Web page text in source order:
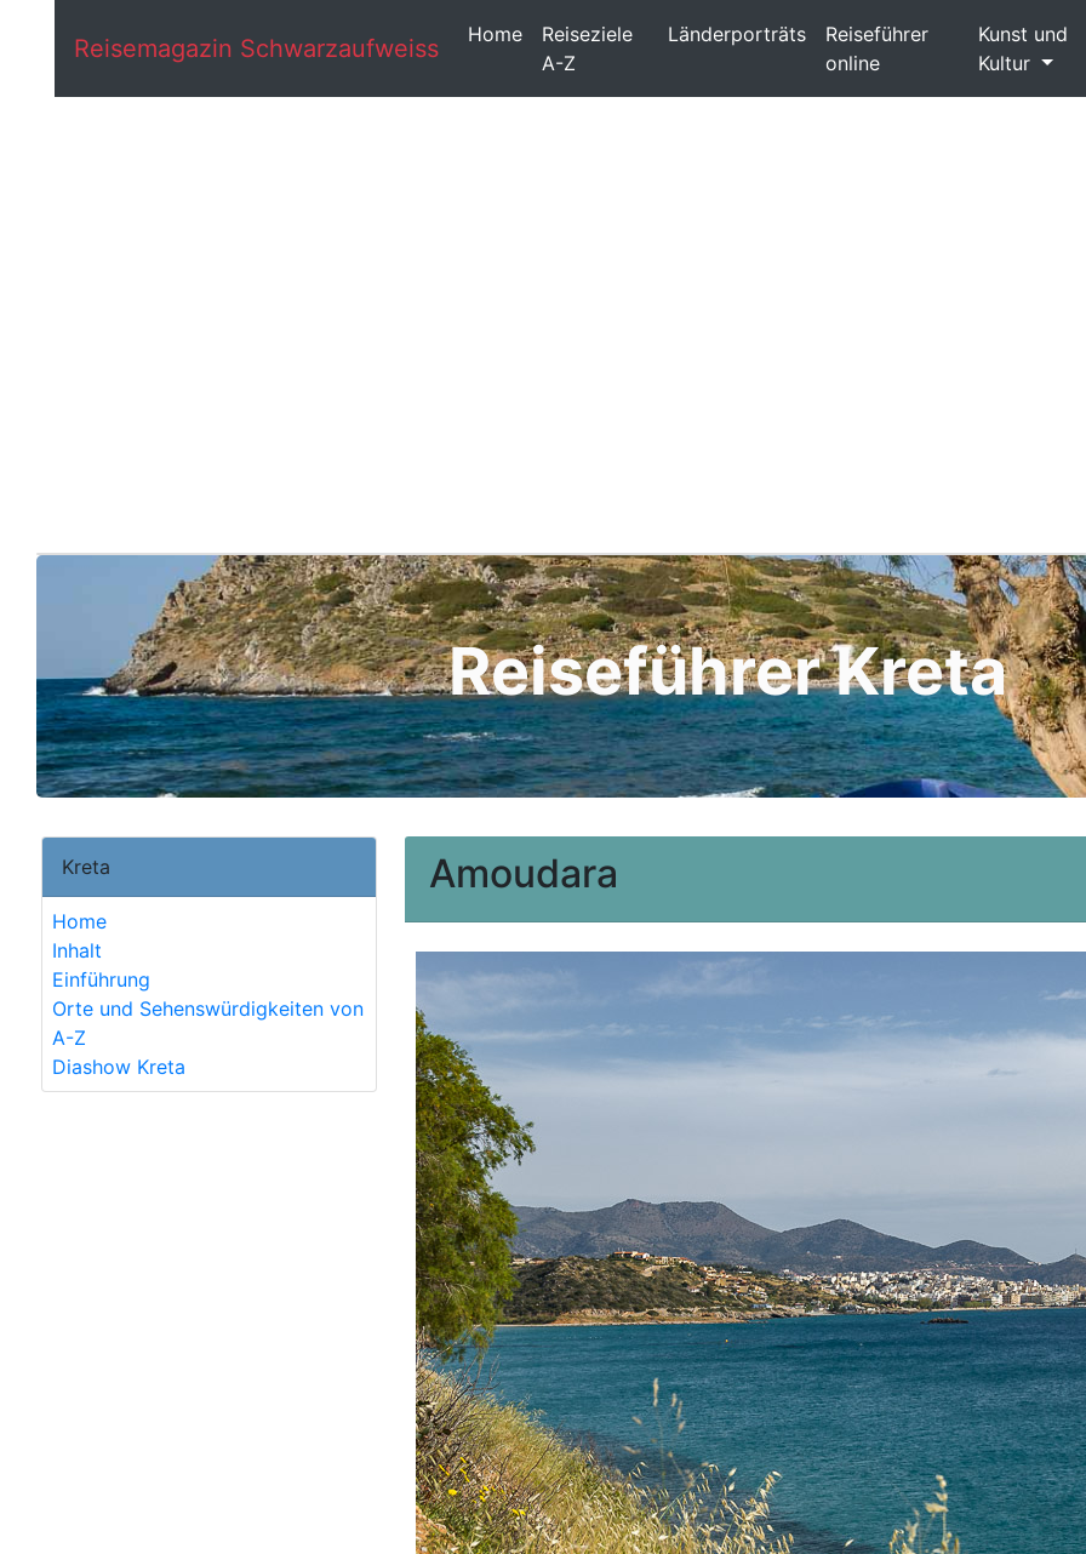
Reisemagazin Schwarzaufweiss Home
Reiseziele
A-Z
Länderporträts
Reiseführer
online
Kunst und
Kultur
Reiseführer Kreta
Kreta
Home
Inhalt
Einführung
Orte und Sehenswürdigkeiten von
A-Z
Diashow Kreta
Amoudara